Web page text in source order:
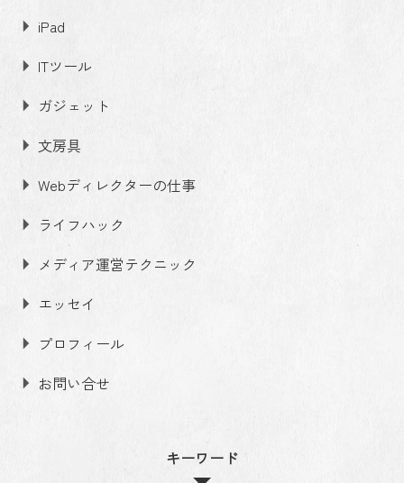
iPad
ITツール
ガジェット
文房具
Webディレクターの仕事
ライフハック
メディア運営テクニック
エッセイ
プロフィール
お問い合せ
キーワード